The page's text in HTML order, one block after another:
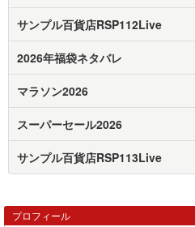
サンプル百貨店RSP112Live
2026年福袋ネタバレ
マラソン2026
スーパーセール2026
サンプル百貨店RSP113Live
プロフィール